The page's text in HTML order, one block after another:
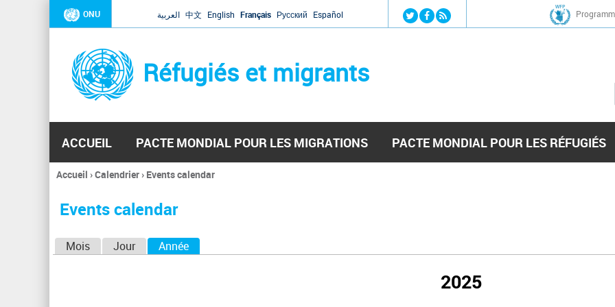
Jump to navigation
ONU العربية 中文 English Français Русский Español
Réfugiés et migrants
ACCUEIL PACTE MONDIAL POUR LES MIGRATIONS PACTE MONDIAL POUR LES RÉFUGIÉS
Vous
ici
Accueil ›Calendrier› Events calendar
Events calendar
Mois Jour Année
2025